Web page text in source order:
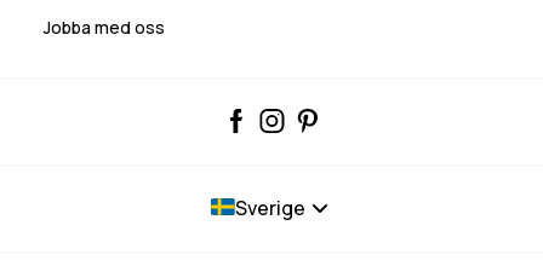
Jobba med oss
Sverige